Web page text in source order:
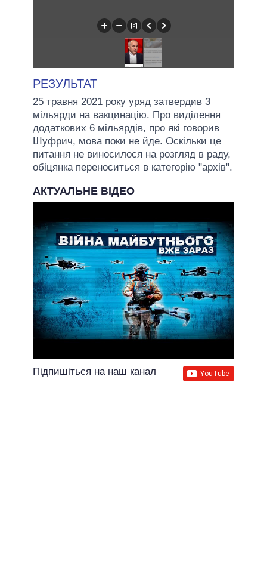
РЕЗУЛЬТАТ
25 травня 2021 року уряд затвердив 3
мільярди на вакцинацію. Про виділення
додаткових 6 мільярдів, про які говорив
Шуфрич, мова поки не йде. Оскільки це
питання не виносилося на розгляд в раду,
обіцянка переноситься в категорію "архів".
АКТУАЛЬНЕ ВІДЕО
Підпишіться на наш канал